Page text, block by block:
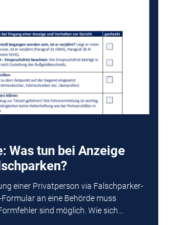
Was tun bei Anzeige
einer Privatperson via Falschparker-
an eine Behörde muss
sind möglich. Wie sich...